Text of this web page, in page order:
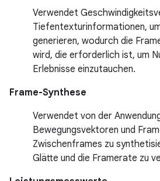
Verwendet
Tiefentexturinformationen,
generieren, wodurch die
wird, die erforderlich ist, um
Erlebnisse einzutauchen.
Frame-Synthese
Verwendet von der
Bewegungsvektoren und
Zwischenframes zu
Glätte und die Framerate zu